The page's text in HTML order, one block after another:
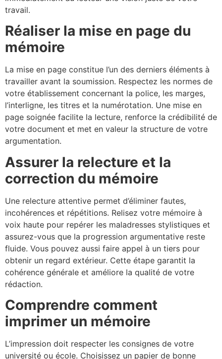
travail.
Réaliser la mise en page du
mémoire
La mise en page constitue l’un des derniers éléments à
travailler avant la soumission. Respectez les normes de
votre établissement concernant la police, les marges,
l’interligne, les titres et la numérotation. Une mise en
page soignée facilite la lecture, renforce la crédibilité de
votre document et met en valeur la structure de votre
argumentation.
Assurer la relecture et la
correction du mémoire
Une relecture attentive permet d’éliminer fautes,
incohérences et répétitions. Relisez votre mémoire à
voix haute pour repérer les maladresses stylistiques et
assurez-vous que la progression argumentative reste
fluide. Vous pouvez aussi faire appel à un tiers pour
obtenir un regard extérieur. Cette étape garantit la
cohérence générale et améliore la qualité de votre
rédaction.
Comprendre comment
imprimer un mémoire
L’impression doit respecter les consignes de votre
université ou école. Choisissez un papier de bonne